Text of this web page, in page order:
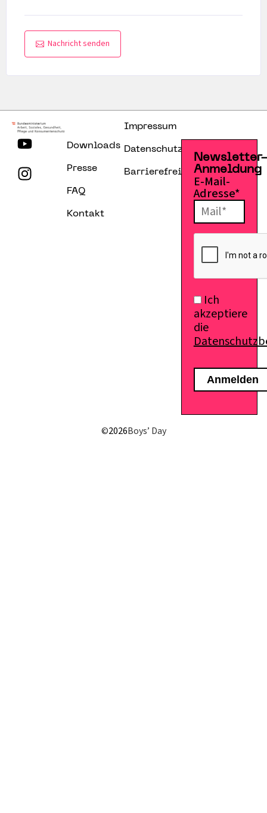
Nachricht senden
Downloads
Presse
FAQ
Kontakt
Impressum
Datenschutzerklärung
Barrierefreiheitserklärung
Anmeldung
E-Mail-
Adresse*
Ich
akzeptiere
die
©2026Boys’ Day